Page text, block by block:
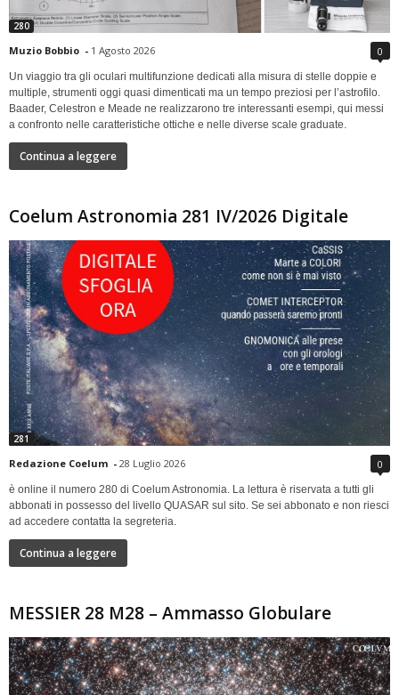
280
Muzio Bobbio - 1 Agosto 2026 0
Un viaggio tra gli oculari multifunzione dedicati alla misura di stelle doppie e
multiple, strumenti oggi quasi dimenticati ma un tempo preziosi per l’astrofilo.
Baader, Celestron e Meade ne realizzarono tre interessanti esempi, qui messi
a confronto nelle caratteristiche ottiche e nelle diverse scale graduate.
Continua a leggere
Coelum Astronomia 281 IV/2026 Digitale
281
Redazione Coelum - 28 Luglio 2026 0
è online il numero 280 di Coelum Astronomia. La lettura è riservata a tutti gli
abbonati in possesso del livello QUASAR sul sito. Se sei abbonato e non riesci
ad accedere contatta la segreteria.
Continua a leggere
MESSIER 28 M28 – Ammasso Globulare